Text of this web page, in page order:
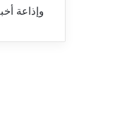
وإذاعة